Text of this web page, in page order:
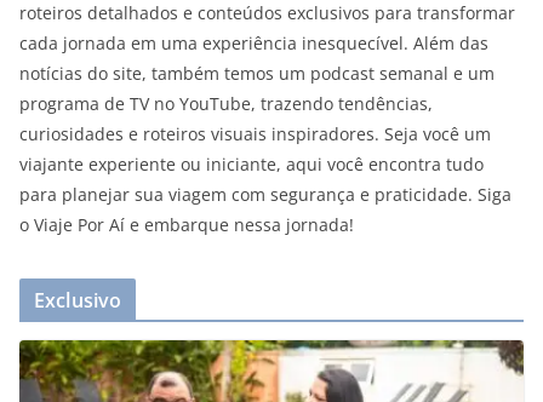
roteiros detalhados e conteúdos exclusivos para transformar
cada jornada em uma experiência inesquecível. Além das
notícias do site, também temos um podcast semanal e um
programa de TV no YouTube, trazendo tendências,
curiosidades e roteiros visuais inspiradores. Seja você um
viajante experiente ou iniciante, aqui você encontra tudo
para planejar sua viagem com segurança e praticidade. Siga
o Viaje Por Aí e embarque nessa jornada!
Exclusivo